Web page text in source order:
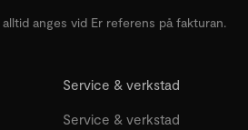
anges vid Er referens på fakturan.
Service & verkstad
Service & verkstad